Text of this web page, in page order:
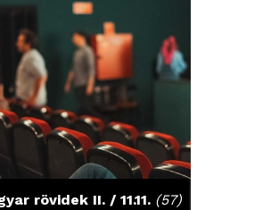
rövidek II. / 11.11. (57)